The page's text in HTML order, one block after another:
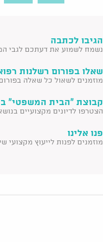
הגיבו לכתבה
נשמח לשמוע את דעתכם לגבי
שאלו בפורום רשלנות
מוזמנים לשאול כל שאלה
קבוצת "הבית המשפטי"
הצטרפו לדיונים מקצועיים
פנו אלינו
מוזמנים לפנות לייעוץ מקצועי